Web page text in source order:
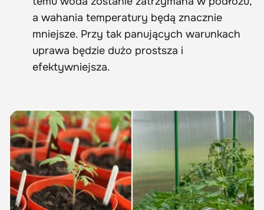
a wahania temperatury będą znacznie
mniejsze. Przy tak panujących warunkach
uprawa będzie dużo prostsza i
efektywniejsza.